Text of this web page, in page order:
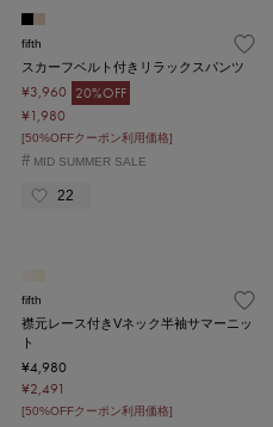
fifth
スカーフベルト付きリラックスパンツ
¥3,960 20%OFF
¥1,980
[50%OFFクーポン利用価格]
# MID SUMMER SALE
22
fifth
襟元レース付きVネック半袖サマーニッ
ト
¥4,980
¥2,491
[50%OFFクーポン利用価格]